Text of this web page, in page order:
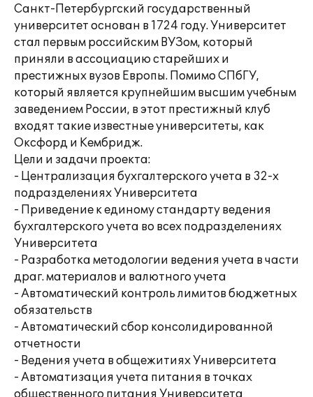
Санкт-Петербургский государственный
университет основан в 1724 году. Университет
стал первым российским ВУЗом, который
приняли в ассоциацию старейших и
престижных вузов Европы. Помимо СПбГУ,
который является крупнейшим высшим учебным
заведением России, в этот престижный клуб
входят такие известные университеты, как
Оксфорд и Кембридж.
Цели и задачи проекта:
- Централизация бухгалтерского учета в 32-х
подразделениях Университета
- Приведение к единому стандарту ведения
бухгалтерского учета во всех подразделениях
Университета
- Разработка методологии ведения учета в части
драг. материалов и валютного учета
- Автоматический контроль лимитов бюджетных
обязательств
- Автоматический сбор консолидированной
отчетности
- Ведения учета в общежитиях Университета
- Автоматизация учета питания в точках
общественного питания Университета